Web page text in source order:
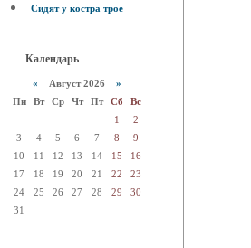
Сидят у костра трое
Календарь
« Август 2026 »
Пн
Вт Ср Чт Пт Сб
Вс
1
2
3
4 5 6 7 8
9
10
11 12 13 14 15
16
17
18 19 20 21 22
23
24
25 26 27 28 29
30
31